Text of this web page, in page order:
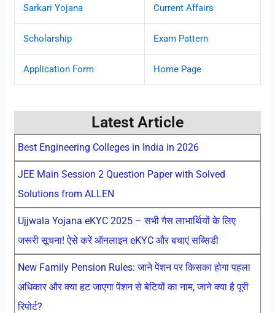
Sarkari Yojana Current Affairs
Scholarship Exam Pattern
Application Form Home Page
Latest Article
Best Engineering Colleges in India in 2026
JEE Main Session 2 Question Paper with Solved
Solutions from ALLEN
Ujjwala Yojana eKYC 2025 – सभी गैस लाभार्थियों के लिए
जरूरी सूचना! ऐसे करें ऑनलाइन eKYC और बचाएं सब्सिडी
New Family Pension Rules: जाने पेंशन पर किसका होगा पहला
अधिकार और क्या हट जाएगा पेंशन से बेटियों का नाम, जाने क्या है पूरी
रिपोर्ट?